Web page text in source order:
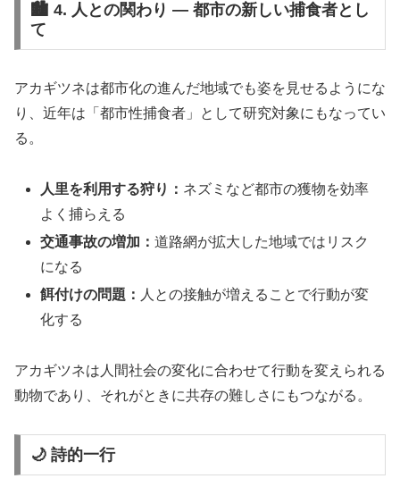
🏙️ 4. 人との関わり ― 都市の新しい捕食者とし
て
アカギツネは都市化の進んだ地域でも姿を見せるようにな
り、近年は「都市性捕食者」として研究対象にもなってい
る。
人里を利用する狩り： ネズミなど都市の獲物を効率
よく捕らえる
交通事故の増加：道路網が拡大した地域ではリスク
になる
餌付けの問題： 人との接触が増えることで行動が変
化する
アカギツネは人間社会の変化に合わせて行動を変えられる
動物であり、それがときに共存の難しさにもつながる。
🌙 詩的一行